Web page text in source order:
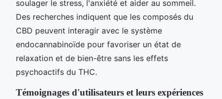
soulager le stress, l'anxiété et aider au sommeil.
Des recherches indiquent que les composés du
CBD peuvent interagir avec le système
endocannabinoïde pour favoriser un état de
relaxation et de bien-être sans les effets
psychoactifs du THC.
Témoignages d'utilisateurs et leurs expériences